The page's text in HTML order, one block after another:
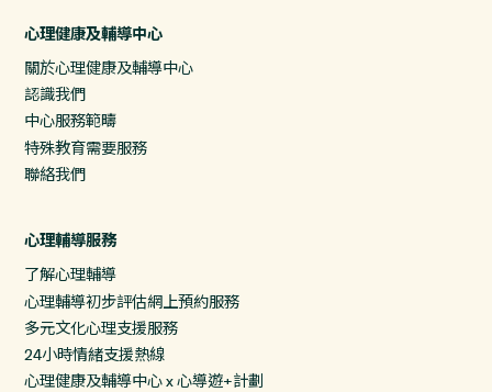
心理健康及輔導中心
關於心理健康及輔導中心
認識我們
中心服務範疇
特殊教育需要服務
聯絡我們
心理輔導服務
了解心理輔導
心理輔導初步評估網上預約服務
多元文化心理支援服務
24小時情緒支援熱線
心理健康及輔導中心 x 心導遊+計劃